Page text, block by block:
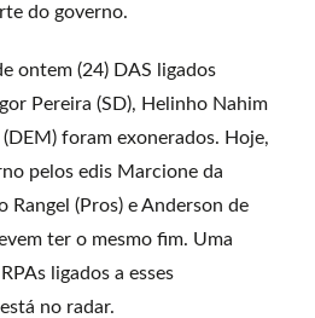
do governo.
ontem (24) DAS ligados
Pereira (SD), Helinho Nahim
foram exonerados. Hoje,
pelos edis Marcione da
Rangel (Pros) e Anderson de
ter o mesmo fim. Uma
ligados a esses
no radar.